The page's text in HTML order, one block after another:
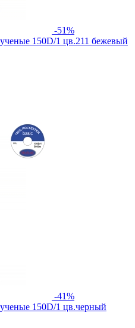
-51%
150D/1 цв.211 бежевый
-41%
150D/1 цв.черный